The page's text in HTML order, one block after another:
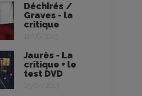
Déchirés /
Graves - la
critique
Jaurès - La
critique + le
test DVD
03/04/2013